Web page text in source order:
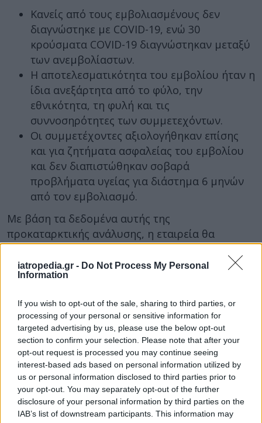
iatropedia.gr - Do Not Process My Personal
Information
If you wish to opt-out of the sale, sharing to third parties, or
processing of your personal or sensitive information for
targeted advertising by us, please use the below opt-out
section to confirm your selection. Please note that after your
opt-out request is processed you may continue seeing
interest-based ads based on personal information utilized by
us or personal information disclosed to third parties prior to
your opt-out. You may separately opt-out of the further
disclosure of your personal information by third parties on the
IAB’s list of downstream participants. This information may
Κανείς από τους εμβολιασμένους δεν
διαγνώστηκε με COVID-19, ενώ 30
κρούσματα COVID-19 διαγνώστηκαν μεταξύ
των ανεμβολίαστων.
Η αποτελεσματικότητα του εμβολίου ήταν η
ίδια ανεξάρτητα από το φύλο, την
εθνικότητα, τη φυλή και τις
συννοσηρότητες των συμμετεχόντων.
Οι συμμετέχοντες αξιολογήθηκαν επίσης
και για ζητήματα ασφαλείας του εμβολίου
και δεν διαπιστώθηκαν σοβαρά
προβλήματα υγείας για διάστημα 6 μηνών
από τον εμβολιασμό.
Με βάση τα δεδομένα αυτής της
προκαταρκτικής ανάλυσης, η εταιρεία θα
ενσωματώσει τα υποβάλλει αίτημα στις
ρυθμιστικές αρχές σε ΗΠΑ και Ευρώπη για
πλήρη έγκριση του εμβολίου BNT162b2 στη
ηλικίας 12 έως 15 ετών.
Προς το παρόν, το συγκεκριμένο εμβόλιο έχει
λάβει πλήρη έγκριση για τις ηλικίες 16 ετών και
άνω και έγκριση κατεπείγουσας χορήγησης για
τις ηλικίες 12-15.
Συμπερασματικά, αυτά τα αποτελέσματα αυξάνουν
την εμπιστοσύνη ως προς την ασφάλεια και την
αποτελεσματικότητα του εμβολίου έναντι της